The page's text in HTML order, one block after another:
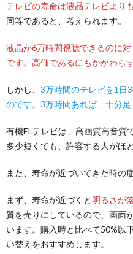
テレビの寿命は液晶テレビより
同等であると、考えられます。
液晶が6万時間視聴できるのに
です。高価であるにもかかわら
しかし、 3万時間のテレビを1日
のです。3万時間あれば、十分足
有機ELテレビは、高画質高音質
多少短くても、許容する人がほ
また、寿命が近づいてきた時の
まず、寿命が近づくと 明るさが
質を売りにしているので、画面
います。購入時と比べて50%以
い替えをおすすめします。